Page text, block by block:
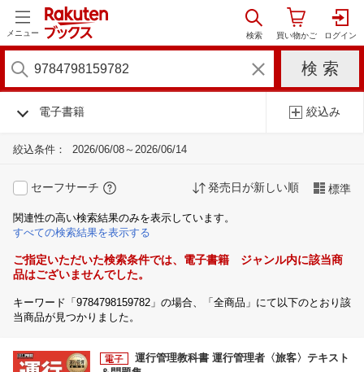
メニュー
電子書籍 絞込み
絞込条件： 2026/06/08～2026/06/14
セーフサーチ 発売日が新しい順 標準
関連性の高い検索結果のみを表示しています。
すべての検索結果を表示する
ご指定いただいた検索条件では、電子書籍 ジャンル内に該当商
品はございませんでした。
キーワード「9784798159782」の場合、「全商品」にて以下のとおり該
当商品が見つかりました。
運行管理教科書 運行管理者〈旅客〉テキスト